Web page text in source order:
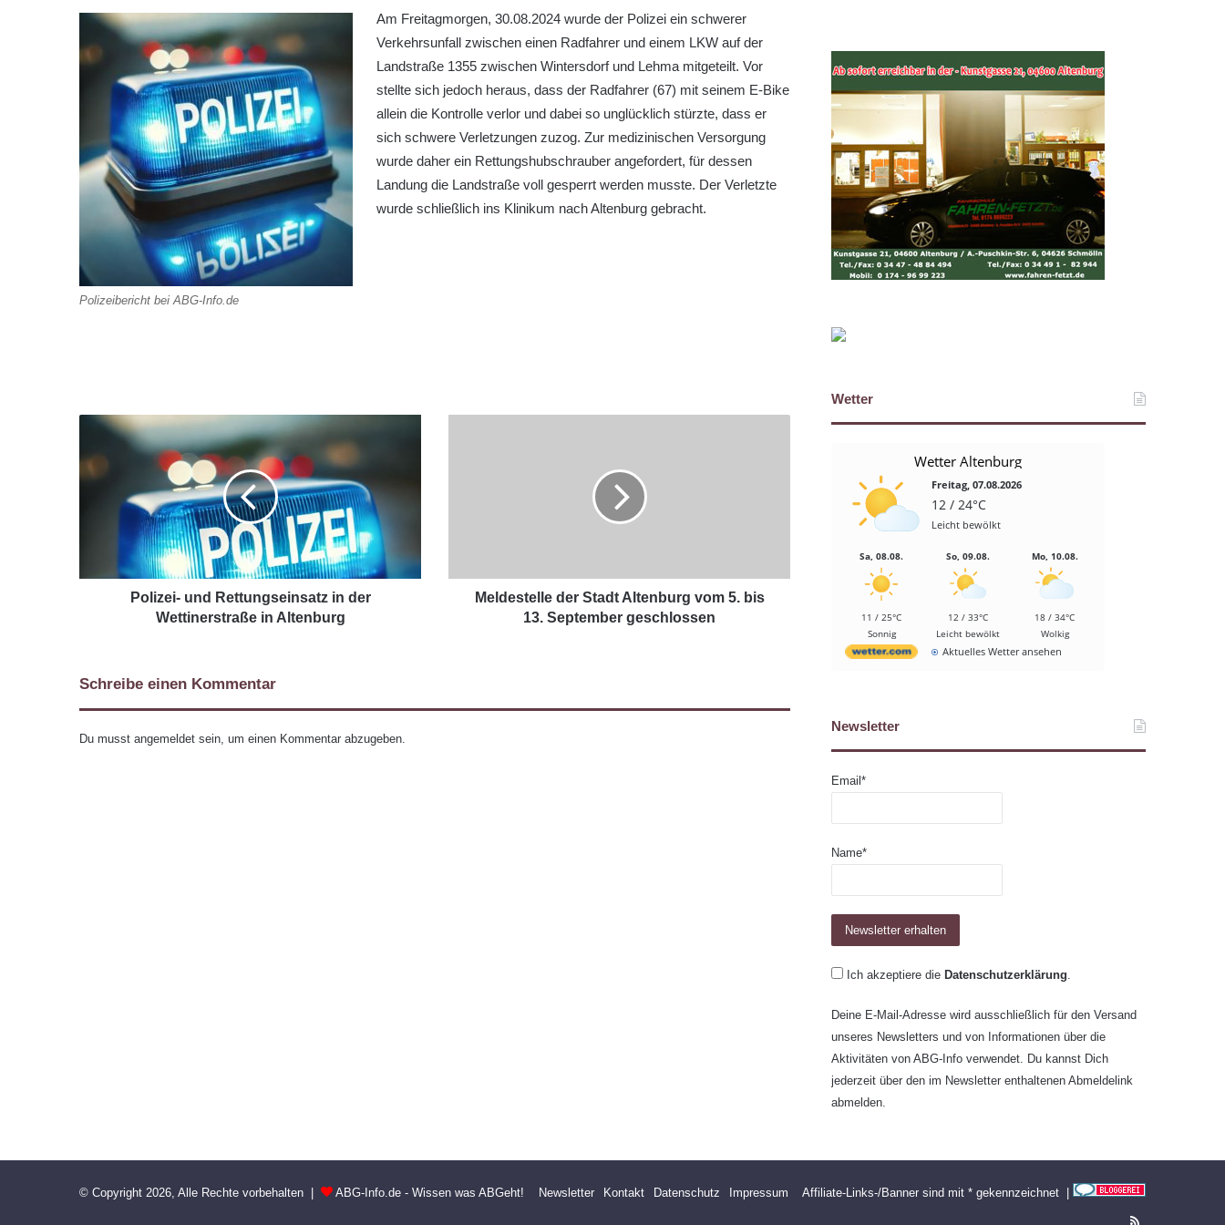
Polizeibericht bei ABG-Info.de
Am Freitagmorgen, 30.08.2024 wurde der Polizei ein schwerer
Verkehrsunfall zwischen einen Radfahrer und einem LKW auf der
Landstraße 1355 zwischen Wintersdorf und Lehma mitgeteilt. Vor
stellte sich jedoch heraus, dass der Radfahrer (67) mit seinem E-Bike
allein die Kontrolle verlor und dabei so unglücklich stürzte, dass er
sich schwere Verletzungen zuzog. Zur medizinischen Versorgung
wurde daher ein Rettungshubschrauber angefordert, für dessen
Landung die Landstraße voll gesperrt werden musste. Der Verletzte
wurde schließlich ins Klinikum nach Altenburg gebracht.
Polizei- und Rettungseinsatz in der
Wettinerstraße in Altenburg
Meldestelle der Stadt Altenburg vom 5. bis
13. September geschlossen
Schreibe einen Kommentar
Du musst angemeldet sein, um einen Kommentar abzugeben.
Wetter
Wetter Altenburg
Freitag, 07.08.2026
12 / 24°C
Leicht bewölkt
Sa, 08.08.
11 / 25°C
Sonnig
So, 09.08.
12 / 33°C
Leicht bewölkt
Mo, 10.08.
18 / 34°C
Wolkig
Aktuelles Wetter ansehen
Newsletter
Email*
Name*
Ich akzeptiere die Datenschutzerklärung.
Deine E-Mail-Adresse wird ausschließlich für den Versand
unseres Newsletters und von Informationen über die
Aktivitäten von ABG-Info verwendet. Du kannst Dich
jederzeit über den im Newsletter enthaltenen Abmeldelink
abmelden.
© Copyright 2026, Alle Rechte vorbehalten | ABG-Info.de - Wissen was ABGeht! Affiliate-Links-/Banner sind mit * gekennzeichnet |
Newsletter Kontakt Datenschutz Impressum